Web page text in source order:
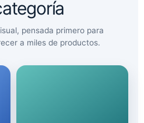
pensada primero para
a miles de productos.